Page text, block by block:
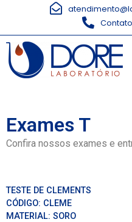
Exames T
Confira nossos exames e
TESTE DE CLEMENTS
CÓDIGO: CLEME
MATERIAL: SORO